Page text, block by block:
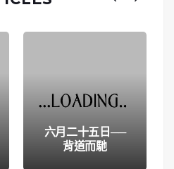
六月二十五日──
背道而馳